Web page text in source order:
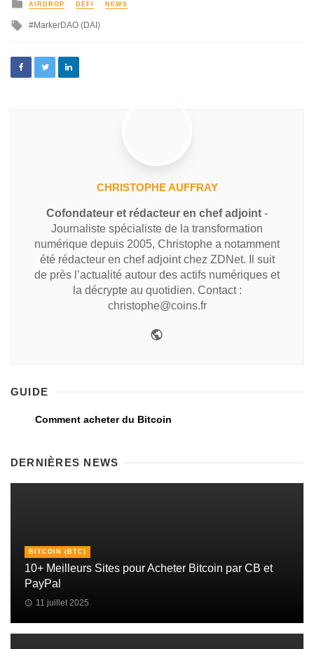
AIRDROP DEFI NEWS
MarkerDAO (DAI)
CHRISTOPHE AUFFRAY
Cofondateur et rédacteur en chef adjoint -
Journaliste spécialiste de la transformation
numérique depuis 2005, Christophe a notamment
été rédacteur en chef adjoint chez ZDNet. Il suit
de près l’actualité autour des actifs numériques et
la décrypte au quotidien. Contact :
christophe@coins.fr
GUIDE
Comment acheter du Bitcoin
DERNIÈRES NEWS
BITCOIN (BTC)
10+ Meilleurs Sites pour Acheter Bitcoin par CB et
PayPal
11 juillet 2025